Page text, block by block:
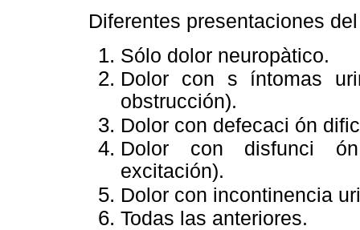
Diferentes presentaciones
Sólo dolor neuropàtico.
Dolor con s íntomas
obstrucción).
Dolor con defecaci ón
Dolor con disfunci ón
excitación).
Dolor con incontinencia
Todas las anteriores.